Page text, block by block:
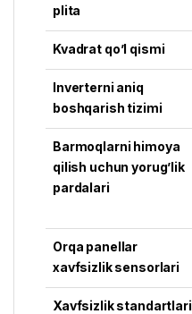
plita
Kvadrat qo’l qismi
Inverterni aniq
boshqarish tizimi
Barmoqlarni himoya
qilish uchun yorug’lik
pardalari
Orqa panellar
xavfsizlik sensorlari
Xavfsizlik standartlari